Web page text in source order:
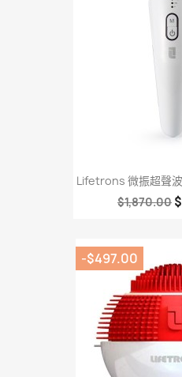
Lifetrons 微振超聲
$1,870.00
-$497.00